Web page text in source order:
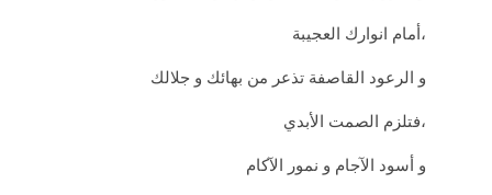
أمام انوارك العجيبة،
و الرعود القاصفة تذعر من بهائك و جلالك
فتلزم الصمت الأبدي،
و أسود الآجام و نمور الآكام